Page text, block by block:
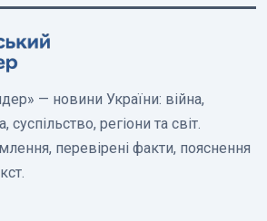
— новини України: війна,
суспільство, регіони та світ.
перевірені факти, пояснення